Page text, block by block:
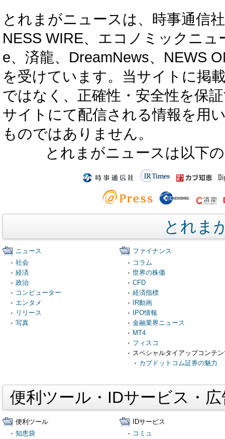
とれまがニュースは、時事通信
NESS WIRE、エコノミックニ
e、済龍、DreamNews、NEWS
を受けています。当サイトに掲
ではなく、正確性・安全性を保
サイトにて配信される情報を用
ものではありません。
とれまがニュースは以下
とれま
ニュース
社会
経済
政治
コンピューター
エンタメ
リリース
写真
ファイナンス
コラム
世界の株価
CFD
経済指標
IR動画
IPO情報
金融業界ニュース
MT4
フィスコ
スペシャルタイアップコンテ
カブドットコム証券の魅力
便利ツール・IDサービス・
便利ツール
知恵袋
IDサービス
コミュ